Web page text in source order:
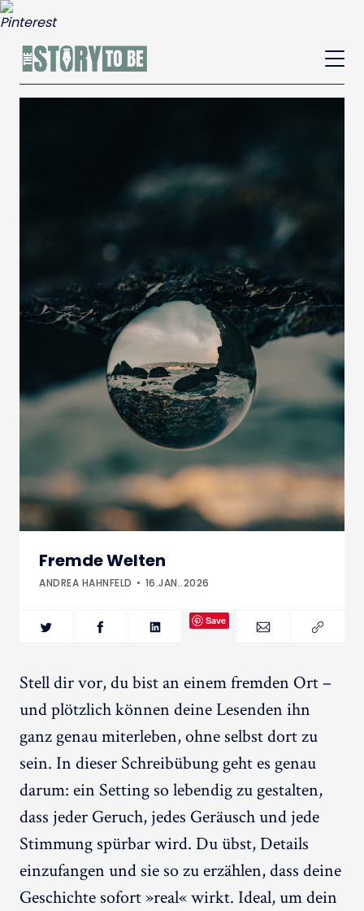
Fremde Welten
ANDREA HAHNFELD 16.JAN..2026
Save
Stell dir vor, du bist an einem fremden Ort –
und plötzlich können deine Lesenden ihn
ganz genau miterleben, ohne selbst dort zu
sein. In dieser Schreibübung geht es genau
darum: ein Setting so lebendig zu gestalten,
dass jeder Geruch, jedes Geräusch und jede
Stimmung spürbar wird. Du übst, Details
einzufangen und sie so zu erzählen, dass deine
Geschichte sofort »real« wirkt. Ideal, um dein